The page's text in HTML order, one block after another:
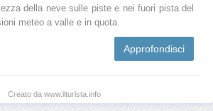
della neve sulle piste e nei fuori pista del
meteo a valle e in quota.
Approfondisci
Creato da www.ilturista.info